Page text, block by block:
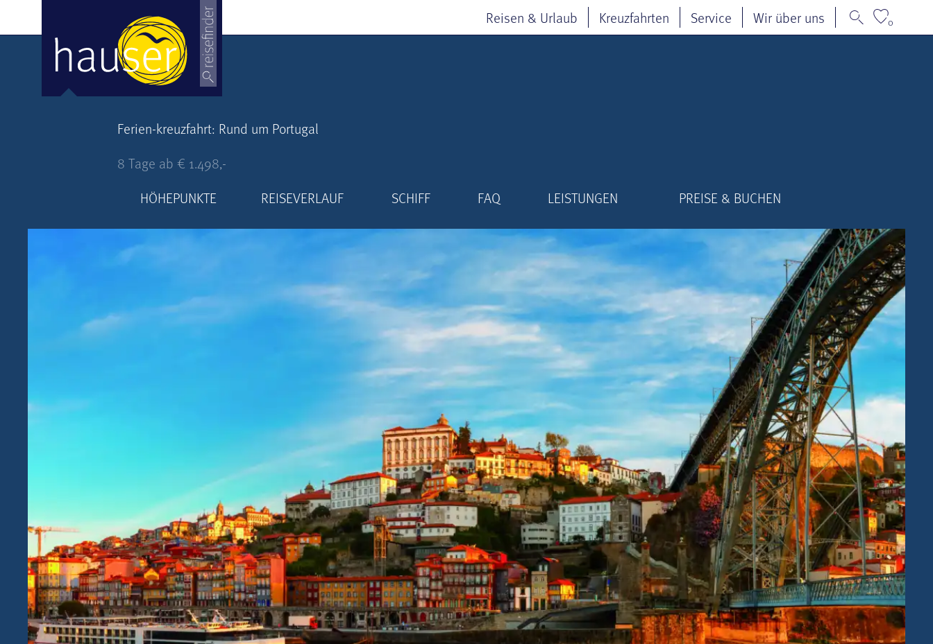
Reisen & Urlaub Kreuzfahrten Service Wir über uns 0
Ferien-kreuzfahrt: Rund um Portugal
8 Tage ab € 1.498,-
HÖHEPUNKTE
REISEVERLAUF SCHIFF FAQ LEISTUNGEN PREISE & BUCHEN